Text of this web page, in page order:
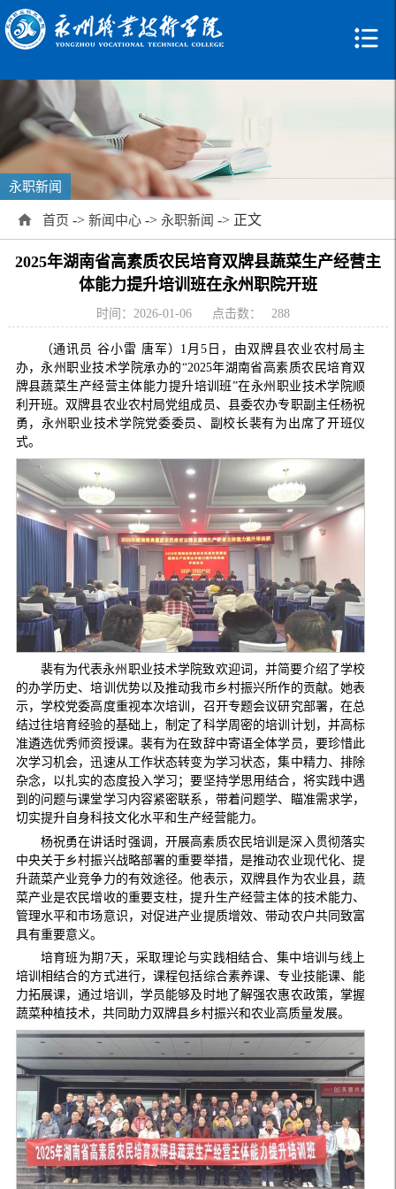
永职新闻
首页 -> 新闻中心 -> 永职新闻 -> 正文
2025年湖南省高素质农民培育双牌县蔬菜生产经营主
体能力提升培训班在永州职院开班
时间：2026-01-06 点击数： 288
（通讯员 谷小雷 唐军）1月5日，由双牌县农业农村局主
办，永州职业技术学院承办的“2025年湖南省高素质农民培育双
牌县蔬菜生产经营主体能力提升培训班”在永州职业技术学院顺
利开班。双牌县农业农村局党组成员、县委农办专职副主任杨祝
勇，永州职业技术学院党委委员、副校长裴有为出席了开班仪
式。
裴有为代表永州职业技术学院致欢迎词，并简要介绍了学校
的办学历史、培训优势以及推动我市乡村振兴所作的贡献。她表
示，学校党委高度重视本次培训，召开专题会议研究部署，在总
结过往培育经验的基础上，制定了科学周密的培训计划，并高标
准遴选优秀师资授课。裴有为在致辞中寄语全体学员，要珍惜此
次学习机会，迅速从工作状态转变为学习状态，集中精力、排除
杂念，以扎实的态度投入学习；要坚持学思用结合，将实践中遇
到的问题与课堂学习内容紧密联系，带着问题学、瞄准需求学，
切实提升自身科技文化水平和生产经营能力。
杨祝勇在讲话时强调，开展高素质农民培训是深入贯彻落实
中央关于乡村振兴战略部署的重要举措，是推动农业现代化、提
升蔬菜产业竞争力的有效途径。他表示，双牌县作为农业县，蔬
菜产业是农民增收的重要支柱，提升生产经营主体的技术能力、
管理水平和市场意识，对促进产业提质增效、带动农户共同致富
具有重要意义。
培育班为期7天，采取理论与实践相结合、集中培训与线上
培训相结合的方式进行，课程包括综合素养课、专业技能课、能
力拓展课，通过培训，学员能够及时地了解强农惠农政策，掌握
蔬菜种植技术，共同助力双牌县乡村振兴和农业高质量发展。